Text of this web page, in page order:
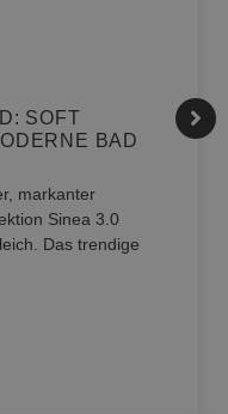
SOFT
BAD
markanter
Sinea 3.0
Das trendige